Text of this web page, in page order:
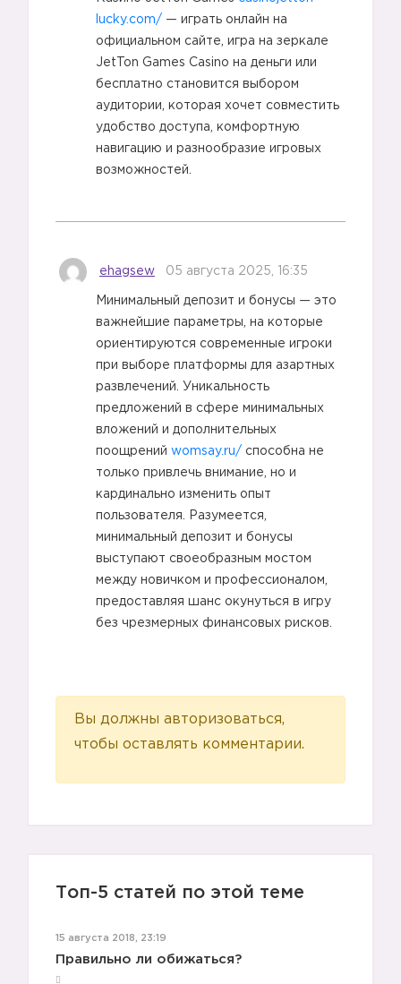
lucky.com/ — играть онлайн на
официальном сайте, игра на зеркале
JetTon Games Casino на деньги или
бесплатно становится выбором
аудитории, которая хочет совместить
удобство доступа, комфортную
навигацию и разнообразие игровых
возможностей.
ehagsew 05 августа 2025, 16:35
Минимальный депозит и бонусы — это
важнейшие параметры, на которые
ориентируются современные игроки
при выборе платформы для азартных
развлечений. Уникальность
предложений в сфере минимальных
вложений и дополнительных
поощрений womsay.ru/ способна не
только привлечь внимание, но и
кардинально изменить опыт
пользователя. Разумеется,
минимальный депозит и бонусы
выступают своеобразным мостом
между новичком и профессионалом,
предоставляя шанс окунуться в игру
без чрезмерных финансовых рисков.
Вы должны авторизоваться,
чтобы оставлять комментарии.
Топ-5 статей по этой теме
15 августа 2018, 23:19
Правильно ли обижаться?